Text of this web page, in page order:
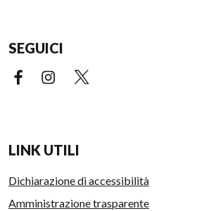
SEGUICI
Facebook (link esterno)
Instagram (link esterno)
LINK UTILI
Dichiarazione di accessibilità
Amministrazione trasparente